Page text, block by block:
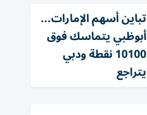
تباين أسهم الإمارات...
أبوظبي يتماسك فوق
10100 نقطة ودبي
يتراجع